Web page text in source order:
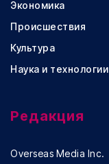
Экономика
Происшествия
Культура
Наука и технологии
Редакция
Overseas Media Inc.